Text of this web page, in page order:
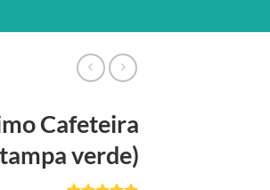
Cafeteira
verde)